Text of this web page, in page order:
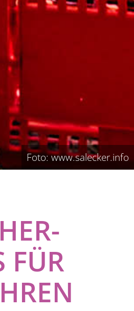
Foto: www.salecker.info
A
K